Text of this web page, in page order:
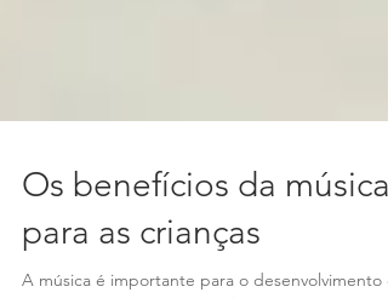
Os benefícios da música
para as crianças